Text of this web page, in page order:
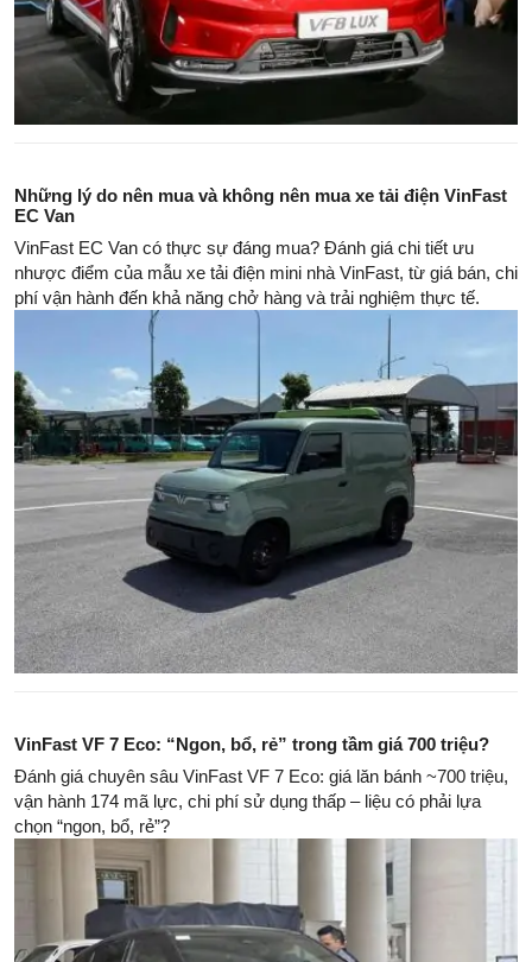
Những lý do nên mua và không nên mua xe tải điện VinFast
EC Van
VinFast EC Van có thực sự đáng mua? Đánh giá chi tiết ưu
nhược điểm của mẫu xe tải điện mini nhà VinFast, từ giá bán, chi
phí vận hành đến khả năng chở hàng và trải nghiệm thực tế.
VinFast VF 7 Eco: “Ngon, bổ, rẻ” trong tầm giá 700 triệu?
Đánh giá chuyên sâu VinFast VF 7 Eco: giá lăn bánh ~700 triệu,
vận hành 174 mã lực, chi phí sử dụng thấp – liệu có phải lựa
chọn “ngon, bổ, rẻ”?